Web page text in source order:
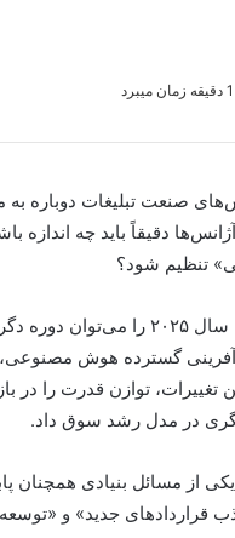
صنعت تبلیغات دوباره
دقیقاً باید چه اندازه
تنظیم شود؟
بر پایه تحلیل این گزارش،
گسترده هوش
توازن قدرت را در
در مدل رشد سوق داد.
از مسائل بنیادی همچنان
قراردادهای جدید» و